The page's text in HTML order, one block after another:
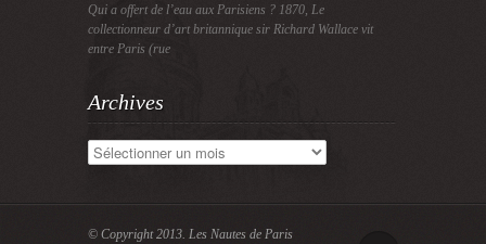
Qui a offert de l’eau aux Parisiens ? 1870, Le
collectionneur d’art britannique sir Richard Wallace vit
entre Paris (rue
Archives
Archives
© Copyright 2013. Les Nautes de Paris